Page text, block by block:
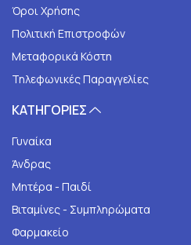
Όροι Χρήσης
Πολιτική Επιστροφών
Μεταφορικά Κόστη
Τηλεφωνικές Παραγγελίες
ΚΑΤΗΓΟΡΙΕΣ
Γυναίκα
Άνδρας
Μητέρα - Παιδί
Βιταμίνες - Συμπληρώματα
Φαρμακείο